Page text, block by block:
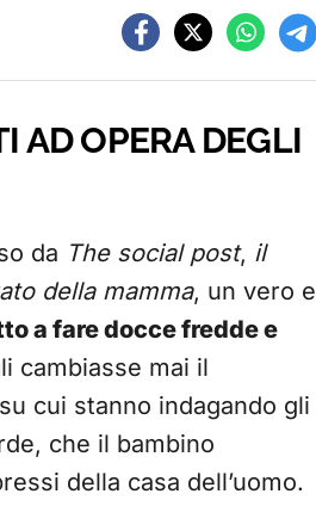
AD OPERA DEGLI
da The social post, il
della mamma, un vero e
a fare docce fredde e
cambiasse mai il
cui stanno indagando gli
che il bambino
della casa dell’uomo.